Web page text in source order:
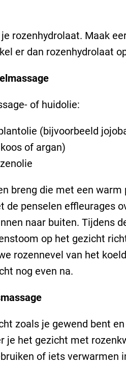
rozenhydrolaat. Maak
er dan rozenhydrolaat
of huidolie:
(bijvoorbeeld
of argan)
breng die met een warm
de penselen effleurages
naar buiten. Tijdens
op het gezicht
rozennevel van het
nog even na.
zoals je gewend bent
je het gezicht met
of iets verwarmen